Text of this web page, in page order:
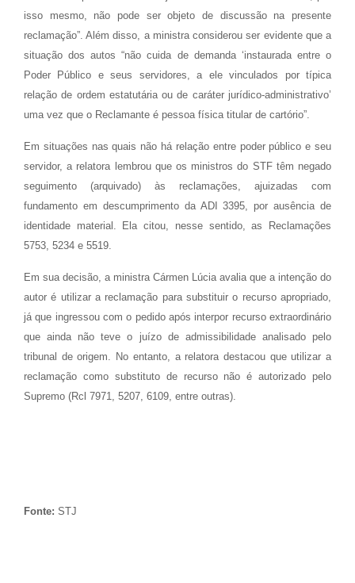
isso mesmo, não pode ser objeto de discussão na presente
reclamação”. Além disso, a ministra considerou ser evidente que a
situação dos autos “não cuida de demanda ‘instaurada entre o
Poder Público e seus servidores, a ele vinculados por típica
relação de ordem estatutária ou de caráter jurídico-administrativo’
uma vez que o Reclamante é pessoa física titular de cartório”.
Em situações nas quais não há relação entre poder público e seu
servidor, a relatora lembrou que os ministros do STF têm negado
seguimento (arquivado) às reclamações, ajuizadas com
fundamento em descumprimento da ADI 3395, por ausência de
identidade material. Ela citou, nesse sentido, as Reclamações
5753, 5234 e 5519.
Em sua decisão, a ministra Cármen Lúcia avalia que a intenção do
autor é utilizar a reclamação para substituir o recurso apropriado,
já que ingressou com o pedido após interpor recurso extraordinário
que ainda não teve o juízo de admissibilidade analisado pelo
tribunal de origem. No entanto, a relatora destacou que utilizar a
reclamação como substituto de recurso não é autorizado pelo
Supremo (Rcl 7971, 5207, 6109, entre outras).
Fonte: STJ